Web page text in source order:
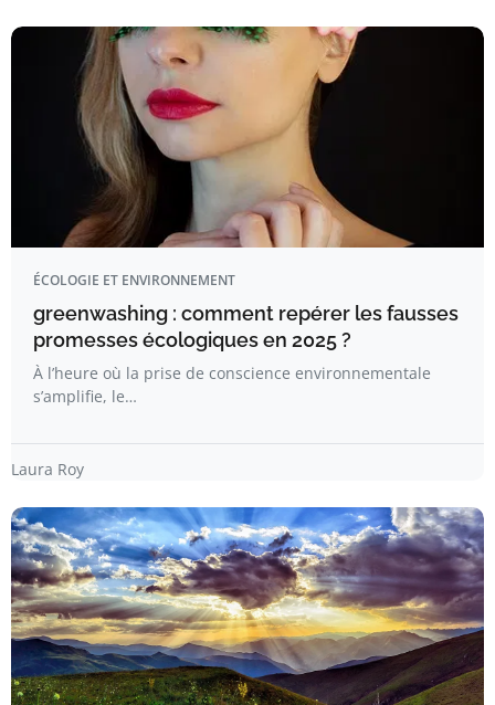
ÉCOLOGIE ET ENVIRONNEMENT
greenwashing : comment repérer les fausses
promesses écologiques en 2025 ?
À l’heure où la prise de conscience environnementale
s’amplifie, le…
Laura Roy